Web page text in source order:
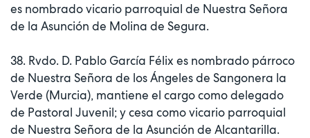
es nombrado vicario parroquial de Nuestra Señora
de la Asunción de Molina de Segura.
38. Rvdo. D. Pablo García Félix es nombrado párroco
de Nuestra Señora de los Ángeles de Sangonera la
Verde (Murcia), mantiene el cargo como delegado
de Pastoral Juvenil; y cesa como vicario parroquial
de Nuestra Señora de la Asunción de Alcantarilla.